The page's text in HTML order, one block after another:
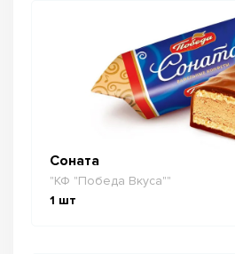
Соната
"КФ "Победа Вкуса""
1 шт